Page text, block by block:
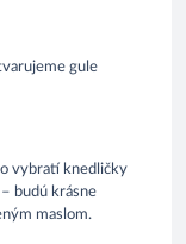
gule
vybratí knedličky
budú krásne
maslom.